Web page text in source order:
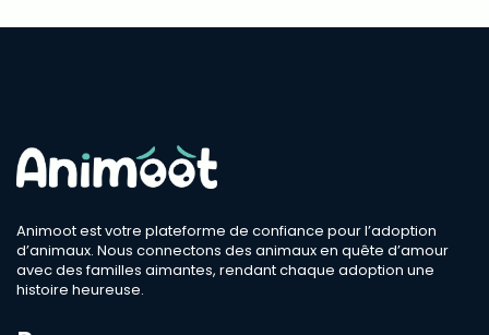
Animoot est votre plateforme de confiance pour l’adoption
d’animaux. Nous connectons des animaux en quête d’amour
avec des familles aimantes, rendant chaque adoption une
histoire heureuse.